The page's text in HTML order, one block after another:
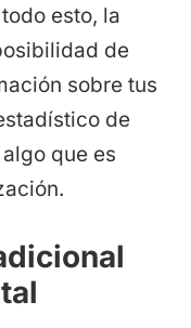
esto, la
de
sobre tus
de
que es